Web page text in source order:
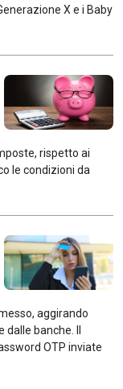
X e i Baby
rispetto ai
le condizioni da
aggirando
banche. Il
OTP inviate